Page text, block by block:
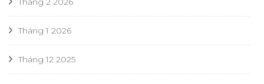
Tháng 1 2026
Tháng 12 2025